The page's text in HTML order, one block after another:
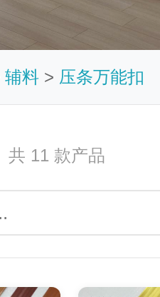
辅料 > 压条万能扣
共 11 款产品